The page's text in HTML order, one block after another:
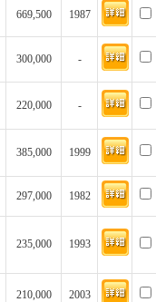
669,500 1987
300,000 -
220,000 -
385,000 1999
297,000 1982
235,000 1993
210,000 2003